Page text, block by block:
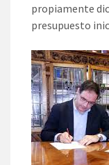
propiamente
presupuesto